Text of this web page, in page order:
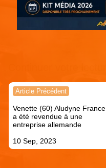
Navigation
l’article
Article Précédent
Venette (60) Aludyne France
a été revendue à une
entreprise allemande
10 Sep, 2023